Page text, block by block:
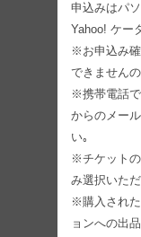
申込みはパ
Yahoo! ケー
※お申込み
できません
※携帯電話で
からのメー
い｡
※チケット
み選択いただ
※購入され
ョンへの出